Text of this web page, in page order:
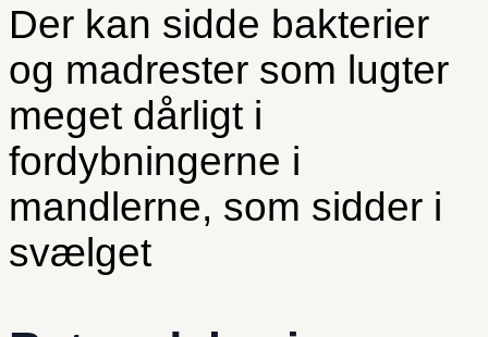
Der kan sidde bakterier
og madrester som lugter
meget dårligt i
fordybningerne i
mandlerne, som sidder i
svælget